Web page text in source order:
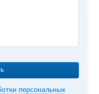
персональных